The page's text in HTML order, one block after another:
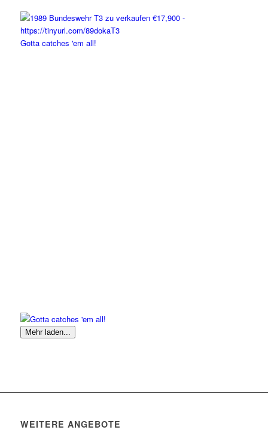
Gotta catches 'em all!
Mehr laden...
WEITERE ANGEBOTE